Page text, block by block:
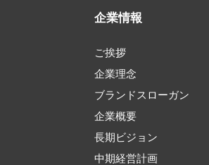
企業情報
ご挨拶
企業理念
ブランドスローガン
企業概要
長期ビジョン
中期経営計画